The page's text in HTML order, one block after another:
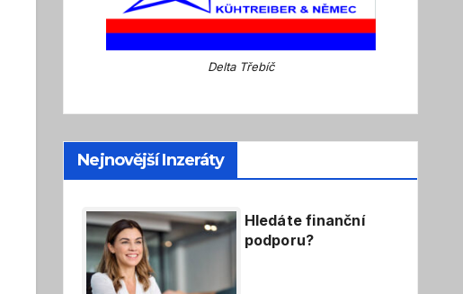
Delta Třebíč
Nejnovější Inzeráty
Hledáte finanční
podporu?